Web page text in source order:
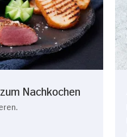
Nachkochen